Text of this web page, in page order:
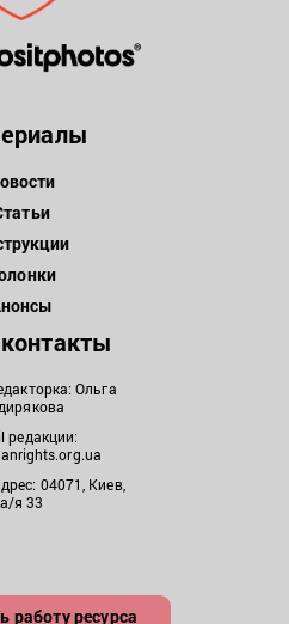
Ольга
редакции:
04071, Киев,
а/я 33
работу ресурса